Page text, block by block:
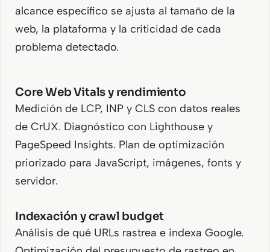
alcance específico se ajusta al tamaño de la
web, la plataforma y la criticidad de cada
problema detectado.
Core Web Vitals y rendimiento
Medición de LCP, INP y CLS con datos reales
de CrUX. Diagnóstico con Lighthouse y
PageSpeed Insights. Plan de optimización
priorizado para JavaScript, imágenes, fonts y
servidor.
Indexación y crawl budget
Análisis de qué URLs rastrea e indexa Google.